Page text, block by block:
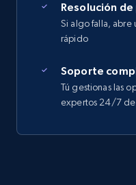
Resolución
Si algo falla, abre
rápido
Soporte
Tú gestionas las
expertos 24/7